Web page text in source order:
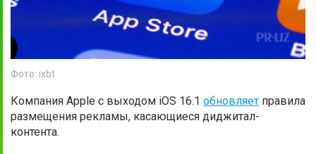
Фото: ixbt
Компания Apple с выходом iOS 16.1 обновляет правила
размещения рекламы, касающиеся диджитал-
контента.